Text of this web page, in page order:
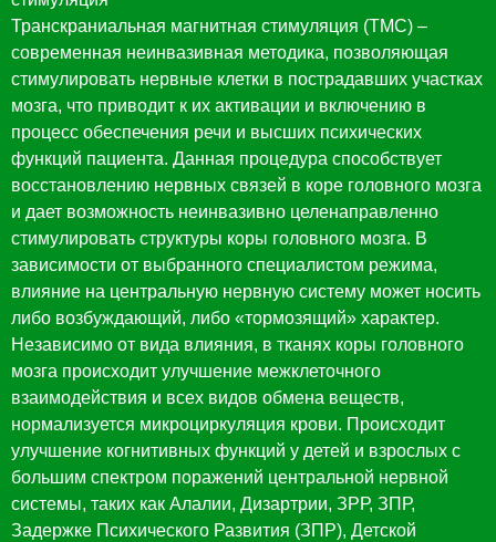
Транскраниальная магнитная стимуляция (ТМС) –
современная неинвазивная методика, позволяющая
стимулировать нервные клетки в пострадавших участках
мозга, что приводит к их активации и включению в
процесс обеспечения речи и высших психических
функций пациента. Данная процедура способствует
восстановлению нервных связей в коре головного мозга
и дает возможность неинвазивно целенаправленно
стимулировать структуры коры головного мозга. В
зависимости от выбранного специалистом режима,
влияние на центральную нервную систему может носить
либо возбуждающий, либо «тормозящий» характер.
Независимо от вида влияния, в тканях коры головного
мозга происходит улучшение межклеточного
взаимодействия и всех видов обмена веществ,
нормализуется микроциркуляция крови. Происходит
улучшение когнитивных функций у детей и взрослых с
большим спектром поражений центральной нервной
системы, таких как Алалии, Дизартрии, ЗРР, ЗПР,
Задержке Психического Развития (ЗПР), Детской